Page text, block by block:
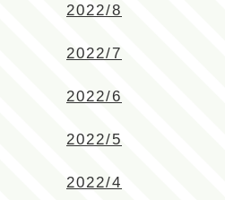
2022/8
2022/7
2022/6
2022/5
2022/4